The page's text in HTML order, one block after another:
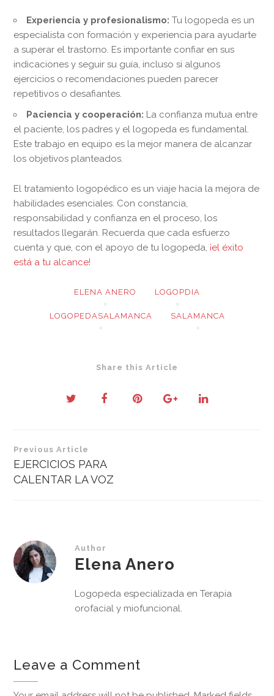
Experiencia y profesionalismo: Tu logopeda es un
especialista con formación y experiencia para ayudarte
a superar el trastorno. Es importante confiar en sus
indicaciones y seguir su guía, incluso si algunos
ejercicios o recomendaciones pueden parecer
repetitivos o desafiantes.
Paciencia y cooperación: La confianza mutua entre
el paciente, los padres y el logopeda es fundamental.
Este trabajo en equipo es la mejor manera de alcanzar
los objetivos planteados.
El tratamiento logopédico es un viaje hacia la mejora de
habilidades esenciales. Con constancia,
responsabilidad y confianza en el proceso, los
resultados llegarán. Recuerda que cada esfuerzo
cuenta y que, con el apoyo de tu logopeda, ¡el éxito
está a tu alcance!
ELENA ANERO LOGOPDIA
LOGOPEDASALAMANCA SALAMANCA
Share this Article
Navegación
de
Previous Article
EJERCICIOS PARA
CALENTAR LA VOZ
Author
Elena Anero
Logopeda especializada en Terapia
orofacial y miofuncional.
Leave a Comment